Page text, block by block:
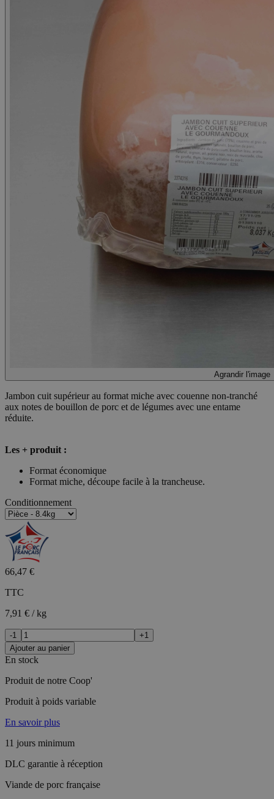
Agrandir l'image
Jambon cuit supérieur au format miche avec couenne non-tranché
aux notes de bouillon de porc et de légumes avec une entame
réduite.
Les + produit :
Format économique
Format miche, découpe facile à la trancheuse.
Conditionnement
66,47 €
TTC
7,91 € / kg
-1
+1
Ajouter au panier
En stock
Produit de notre Coop'
Produit à poids variable
En savoir plus
11 jours minimum
DLC garantie à réception
Viande de porc française